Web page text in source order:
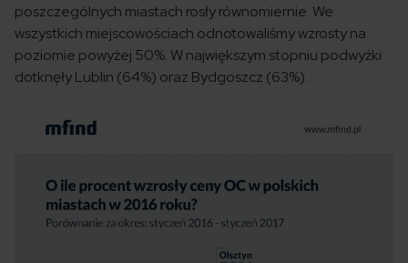
poszczególnych miastach rosły równomiernie. We
wszystkich miejscowościach odnotowaliśmy wzrosty na
poziomie powyżej 50%. W największym stopniu podwyżki
dotknęły Lublin (64%) oraz Bydgoszcz (63%).